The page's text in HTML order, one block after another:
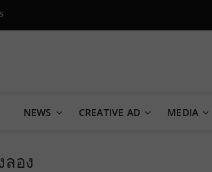
Oops!
NEWS CREATIVE AD MEDIA
ลอง